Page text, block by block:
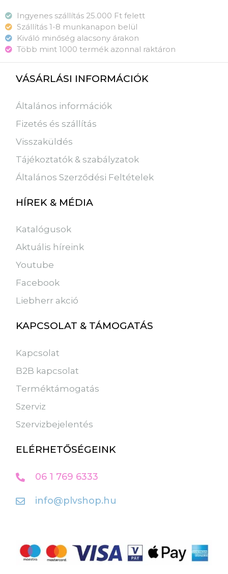
Ingyenes szállítás 25.000 Ft felett
Szállítás 1-8 munkanapon belül
Kiváló minőség alacsony árakon
Több mint 1000 termék azonnal raktáron
VÁSÁRLÁSI INFORMÁCIÓK
Általános információk
Fizetés és szállítás
Visszaküldés
Tájékoztatók & szabályzatok
Általános Szerződési Feltételek
HÍREK & MÉDIA
Katalógusok
Aktuális híreink
Youtube
Facebook
Liebherr akció
KAPCSOLAT & TÁMOGATÁS
Kapcsolat
B2B kapcsolat
Terméktámogatás
Szerviz
Szervizbejelentés
ELÉRHETŐSÉGEINK
06 1 769 6333
info@plvshop.hu